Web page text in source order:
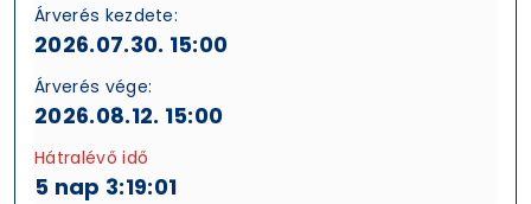
Árverés kezdete:
2026.07.30. 15:00
Árverés vége:
2026.08.12. 15:00
Hátralévő idő
5 nap 3:19:00